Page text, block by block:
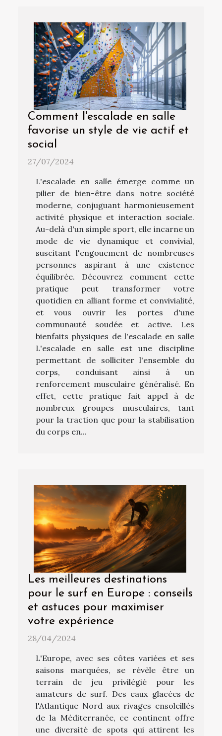
Comment l'escalade en salle
favorise un style de vie actif et
social
27/07/2024
L'escalade en salle émerge comme un
pilier de bien-être dans notre société
moderne, conjuguant harmonieusement
activité physique et interaction sociale.
Au-delà d'un simple sport, elle incarne un
mode de vie dynamique et convivial,
suscitant l'engouement de nombreuses
personnes aspirant à une existence
équilibrée. Découvrez comment cette
pratique peut transformer votre
quotidien en alliant forme et convivialité,
et vous ouvrir les portes d'une
communauté soudée et active. Les
bienfaits physiques de l'escalade en salle
L'escalade en salle est une discipline
permettant de solliciter l'ensemble du
corps, conduisant ainsi à un
renforcement musculaire généralisé. En
effet, cette pratique fait appel à de
nombreux groupes musculaires, tant
pour la traction que pour la stabilisation
du corps en...
Les meilleures destinations
pour le surf en Europe : conseils
et astuces pour maximiser
votre expérience
28/04/2024
L'Europe, avec ses côtes variées et ses
saisons marquées, se révèle être un
terrain de jeu privilégié pour les
amateurs de surf. Des eaux glacées de
l'Atlantique Nord aux rivages ensoleillés
de la Méditerranée, ce continent offre
une diversité de spots qui attirent les